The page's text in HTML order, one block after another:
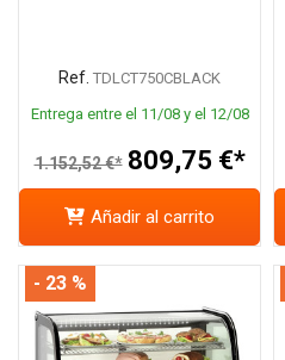
Ref. TDLCT750CBLACK
Entrega entre el 11/08 y el 12/08
1.152,52 €* 809,75 €*
Añadir al carrito
- 23 %